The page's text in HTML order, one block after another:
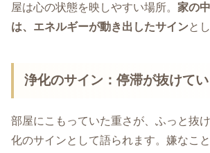
屋は心の状態を映しやすい場所。 家の
は、エネルギーが動き出したサインと
浄化のサイン：停滞が抜けてい
部屋にこもっていた重さが、ふっと抜
化のサインとして語られます。嫌なこ